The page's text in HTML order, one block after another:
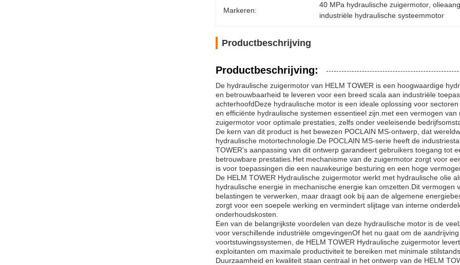
Markeren:
40 MPa hydraulische zuigermotor ,
industriële hydraulische systeemmotor
Productbeschrijving
Productbeschrijving:
De hydraulische zuigermotor van HELM TOWER is een hoogwaardige
en betrouwbaarheid te leveren voor een breed scala aan industriële
achterhoofdDeze hydraulische motor is een ideale oplossing voor
en efficiënte hydraulische systemen essentieel zijn.met een vermogen
zuigermotor voor optimale prestaties, zelfs onder veeleisende
De kern van dit product is het bewezen POCLAIN MS-ontwerp, dat
hydraulische motortechnologie.De POCLAIN MS-serie heeft de
TOWER's aanpassing van dit ontwerp garandeert gebruikers toegang tot
betrouwbare prestaties.Het mechanisme van de zuigermotor zorgt voor
is voor toepassingen die een nauwkeurige besturing en een hoge
De HELM TOWER Hydraulische zuigermotor werkt met hydraulische olie
hydraulische energie in mechanische energie kan omzetten.Dit
belastingen te verwerken, maar draagt ook bij aan de algemene
zorgt voor een soepele werking en vermindert slijtage van interne
onderhoudskosten.
Een van de belangrijkste voordelen van deze hydraulische motor is de
voor verschillende industriële omgevingenOf het nu gaat om de
voortstuwingssystemen, de HELM TOWER Hydraulische zuigermotor
exploitanten om maximale productiviteit te bereiken met minimale
Duurzaamheid en kwaliteit staan centraal in het ontwerp van de HELM